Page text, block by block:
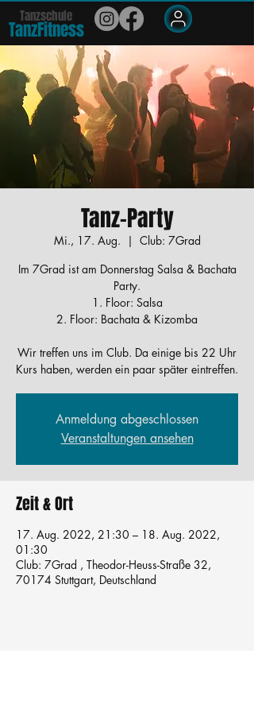
Tanzschule
TanzFitness
Tanz-Party
Mi., 17. Aug.
  |
Club: 7Grad
Im 7Grad ist am Donnerstag Salsa & Bachata
Party.
1. Floor: Salsa
2. Floor: Bachata & Kizomba
Wir treffen uns im Club. Da einige bis 22 Uhr
Kurs haben, werden ein paar später eintreffen.
Anmeldung abgeschlossen
Veranstaltungen ansehen
Zeit & Ort
17. Aug. 2022, 21:30 – 18. Aug. 2022,
01:30
Club: 7Grad , Theodor-Heuss-Straße 32,
70174 Stuttgart, Deutschland